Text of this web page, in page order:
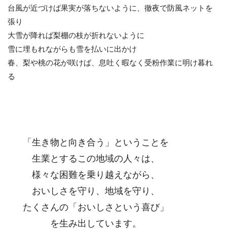
台風が近づけば果実が落ちないように、徹夜で防風ネットを
張り
大雪が降れば梨棚の枝が折れないように
雪に埋もれながらも雪を払いに出かけ
春、梨や桃の花が咲けば、息吐く暇なく受粉作業に明け暮れ
る
「生き物と向き合う」ということを
生業とするこの地域の人々は、
様々な困難を乗り越えながら、
おいしさを守り、地域を守り、
たくさんの「おいしさという喜び」
を生み出しています。